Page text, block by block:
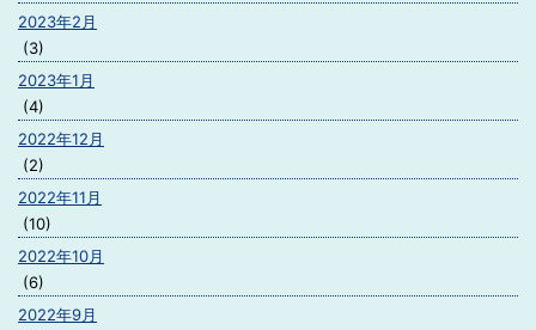
2023年2月
(3)
2023年1月
(4)
2022年12月
(2)
2022年11月
(10)
2022年10月
(6)
2022年9月